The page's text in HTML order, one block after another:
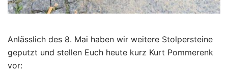
Anlässlich des 8. Mai haben wir weitere Stolpersteine
geputzt und stellen Euch heute kurz Kurt Pommerenk
vor: